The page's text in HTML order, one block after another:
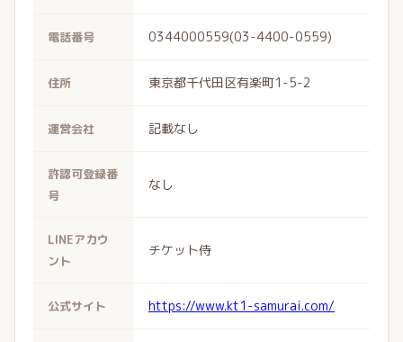
電話番号 0344000559(03-4400-0559)
住所 東京都千代田区有楽町1-5-2
運営会社 記載なし
許認可登録番
号
なし
LINEアカウ
ント
チケット侍
公式サイト https://www.kt1-samurai.com/